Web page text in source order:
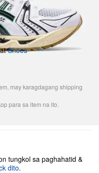
Shoes
may karagdagang shipping
para sa item na ito.
tungkol sa paghahatid &
dito.